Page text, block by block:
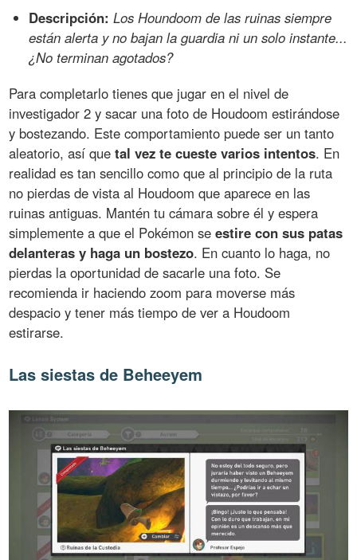
Descripción: Los Houndoom de las ruinas siempre
están alerta y no bajan la guardia ni un solo instante...
¿No terminan agotados?
Para completarlo tienes que jugar en el nivel de
investigador 2 y sacar una foto de Houdoom estirándose
y bostezando. Este comportamiento puede ser un tanto
aleatorio, así quetal vez te cueste varios intentos. En
realidad es tan sencillo como que al principio de la ruta
no pierdas de vista al Houdoom que aparece en las
ruinas antiguas. Mantén tu cámara sobre él y espera
simplemente a que el Pokémon seestire con sus patas
delanteras y haga un bostezo. En cuanto lo haga, no
pierdas la oportunidad de sacarle una foto. Se
recomienda ir haciendo zoom para moverse más
despacio y tener más tiempo de ver a Houdoom
estirarse.
Las siestas de Beheeyem